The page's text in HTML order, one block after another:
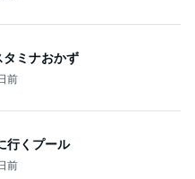
タミナおかず
前
行くプール
前